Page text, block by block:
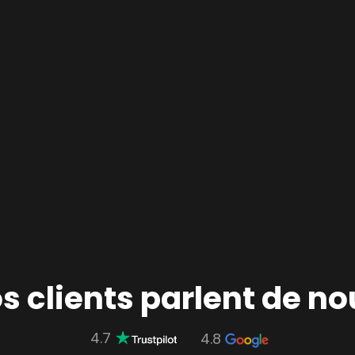
clients parlent de
4.7 4.8